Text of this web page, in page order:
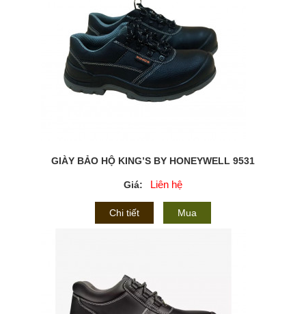
GIÀY BẢO HỘ KING’S BY HONEYWELL 9531
Giá: Liên hệ
Chi tiết Mua